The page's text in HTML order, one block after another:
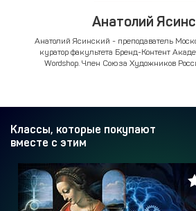
Анатолий
Анатолий Ясинский - преподаватель
куратор факультета Бренд-Контент
Wordshop. Член Союза Художников
Классы, которые покупают
вместе с этим